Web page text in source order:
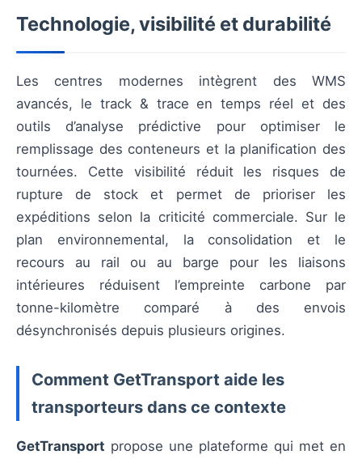
Technologie, visibilité et durabilité
Les centres modernes intègrent des WMS
avancés, le track & trace en temps réel et des
outils d’analyse prédictive pour optimiser le
remplissage des conteneurs et la planification des
tournées. Cette visibilité réduit les risques de
rupture de stock et permet de prioriser les
expéditions selon la criticité commerciale. Sur le
plan environnemental, la consolidation et le
recours au rail ou au barge pour les liaisons
intérieures réduisent l’empreinte carbone par
tonne-kilomètre comparé à des envois
désynchronisés depuis plusieurs origines.
Comment GetTransport aide les
transporteurs dans ce contexte
GetTransport propose une plateforme qui met en